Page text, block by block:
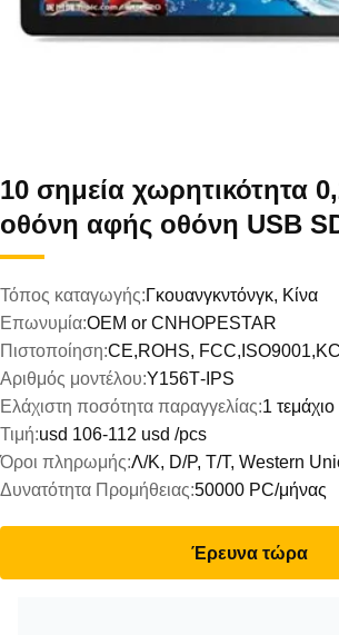
10 σημεία χωρητικότητα
οθόνη αφής οθόνη USB
Τόπος καταγωγής:Γκουανγκντόνγκ, Κίνα
Επωνυμία:OEM or CNHOPESTAR
Πιστοποίηση:CE,ROHS,
Αριθμός μοντέλου:Υ156Τ-IPS
Ελάχιστη ποσότητα παραγγελίας:1 τεμάχιο
Τιμή:usd 106-112 usd /pcs
Όροι πληρωμής:Λ/Κ, D/P, T/T, Western
Δυνατότητα Προμήθειας:50000 PC/μήνας
Έρευνα τώρα